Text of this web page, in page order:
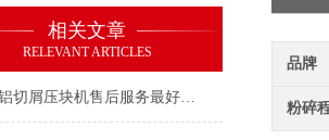
相关文章
RELEVANT ARTICLES
哪家铝切屑压块机售后服务最好？恩派特凭实力赢得用户信赖
品牌
粉碎